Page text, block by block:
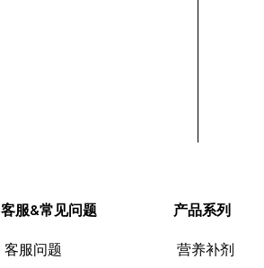
客服&常见问题
客服问题
产品系列
营养补剂